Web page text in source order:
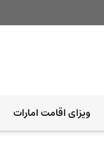
ویزای اقامت امارات